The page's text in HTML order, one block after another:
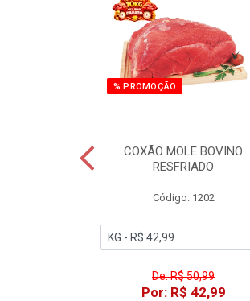
% PROMOÇÃO
COXÃO MOLE BOVINO
RESFRIADO
Código: 1202
De: R$ 50,99
Por: R$ 42,99